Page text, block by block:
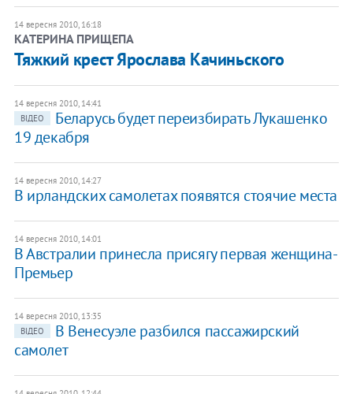
14 вересня 2010, 16:18
КАТЕРИНА ПРИЩЕПА
​Тяжкий крест Ярослава Качиньского
14 вересня 2010, 14:41
ВІДЕО
Беларусь будет переизбирать Лукашенко
19 декабря
14 вересня 2010, 14:27
В ирландских самолетах появятся стоячие места
14 вересня 2010, 14:01
В Австралии принесла присягу первая женщина-
Премьер
14 вересня 2010, 13:35
ВІДЕО
В Венесуэле разбился пассажирский
самолет